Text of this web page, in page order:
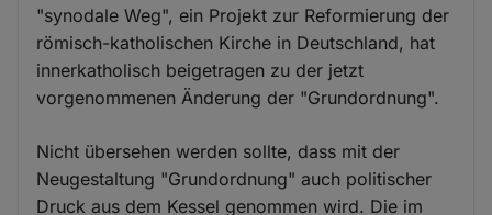
"synodale Weg", ein Projekt zur Reformierung der
römisch-katholischen Kirche in Deutschland, hat
innerkatholisch beigetragen zu der jetzt
vorgenommenen Änderung der "Grundordnung".
Nicht übersehen werden sollte, dass mit der
Neugestaltung "Grundordnung" auch politischer
Druck aus dem Kessel genommen wird. Die im